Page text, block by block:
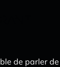
de parler